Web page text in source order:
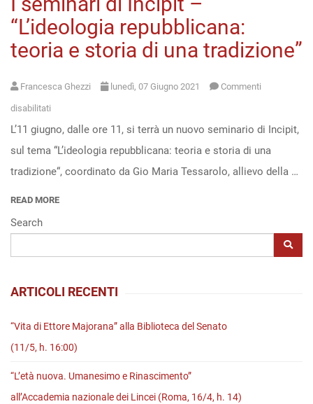
Open
access
“L’ideologia repubblicana:
teoria e storia di una tradizione”
Francesca Ghezzi lunedì, 07 Giugno 2021 Commenti
disabilitati
I
seminari
di
“L’ideologia
repubblicana:
e
tradizione”
L’11 giugno, dalle ore 11, si terrà un nuovo seminario di Incipit,
sul tema “L’ideologia repubblicana: teoria e storia di una
tradizione“, coordinato da Gio Maria Tessarolo, allievo della …
READ MORE
Search
ARTICOLI RECENTI
“Vita di Ettore Majorana” alla Biblioteca del Senato
(11/5, h. 16:00)
“L’età nuova. Umanesimo e Rinascimento”
all’Accademia nazionale dei Lincei (Roma, 16/4, h. 14)